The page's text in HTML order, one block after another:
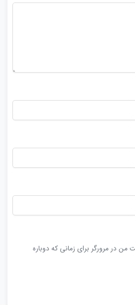
من در مرورگر برای زمانی که دوباره